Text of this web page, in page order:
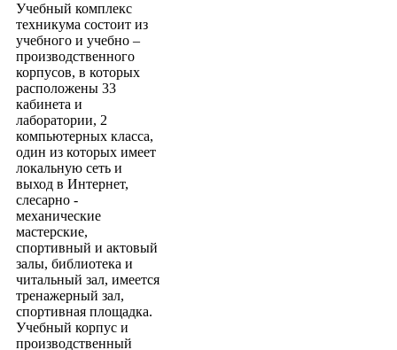
Учебный комплекс
техникума состоит из
учебного и учебно –
производственного
корпусов, в которых
расположены 33
кабинета и
лаборатории, 2
компьютерных класса,
один из которых имеет
локальную сеть и
выход в Интернет,
слесарно -
механические
мастерские,
спортивный и актовый
залы, библиотека и
читальный зал, имеется
тренажерный зал,
спортивная площадка.
Учебный корпус и
производственный